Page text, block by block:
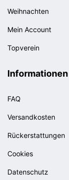
Weihnachten
Mein Account
Topverein
Informationen
FAQ
Versandkosten
Rückerstattungen
Cookies
Datenschutz